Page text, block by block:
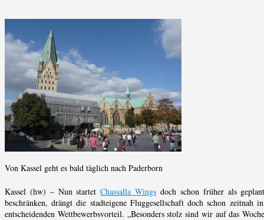
Von Kassel geht es bald täglich nach Paderborn
Kassel (hw) – Nun startetChassalla Wings doch schon früher als
beschränken, drängt die stadteigene Fluggesellschaft doch schon
entscheidenden Wettbewerbsvorteil. „Besonders stolz sind wir auf das